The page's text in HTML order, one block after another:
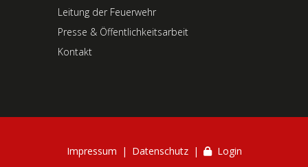
Leitung der Feuerwehr
Presse & Öffentlichkeitsarbeit
Kontakt
Impressum Datenschutz Login